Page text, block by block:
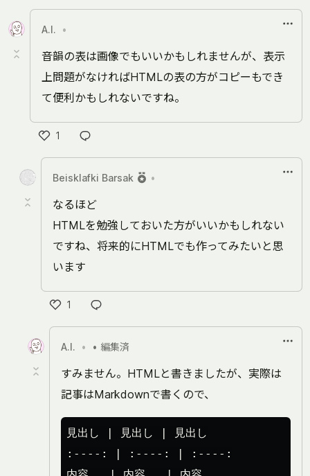
A.I. •
音韻の表は画像でもいいかもしれませんが、表示
上問題がなければHTMLの表の方がコピーもでき
て便利かもしれないですね。
1
い
ねBeisklafki Barsak •
なるほど
HTMLを勉強しておいた方がいいかもしれない
ですね、将来的にHTMLでも作ってみたいと思
います
1
い
ね
A.I. • • 編集済
すみません。HTMLと書きましたが、実際は
記事はMarkdownで書くので、
見出し | 見出し | 見出し
:----: | :----: | :----: